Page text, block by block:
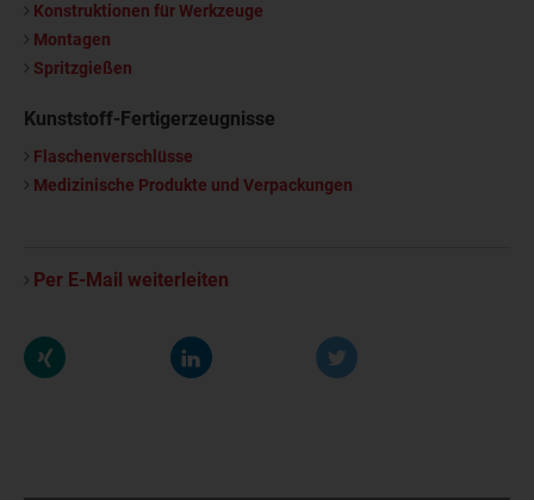
Konstruktionen für Werkzeuge
Montagen
Spritzgießen
Kunststoff-Fertigerzeugnisse
Flaschenverschlüsse
Medizinische Produkte und Verpackungen
Per E-Mail weiterleiten